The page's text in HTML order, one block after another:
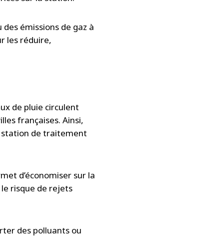
émissions de gaz à
les réduire,
de pluie circulent
françaises. Ainsi,
station de traitement
d’économiser sur la
risque de rejets
des polluants ou